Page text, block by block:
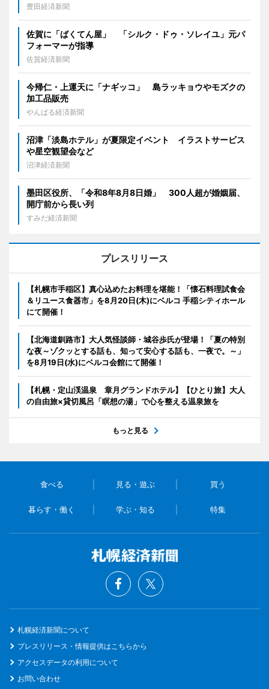
豊田経済新聞
佐賀に「ばくてん屋」 「シルク・ドゥ・ソレイユ」元パ
フォーマーが指導
佐賀経済新聞
今帰仁・上運天に「ナギッコ」 島ラッキョウやモズクの
加工品販売
やんばる経済新聞
沼津「淡島ホテル」が夏限定イベント イラストサービス
や星空観望会など
沼津経済新聞
墨田区役所、「令和8年8月8日婚」 300人超が婚姻届、
開庁前から長い列
すみだ経済新聞
プレスリリース
【札幌市手稲区】真心込めたお料理を堪能！「懐石料理試食会
＆リユース食器市」を8月20日(木)にベルコ 手稲シティホール
にて開催！
【北海道釧路市】大人気怪談師・城谷歩氏が登場！「夏の特別
な夜～ゾクッとする話も、知って安心する話も、一夜で。～」
を8月19日(水)にベルコ会館にて開催！
【札幌・定山渓温泉 章月グランドホテル】【ひとり旅】大人
の自由旅×貸切風呂「瞑想の湯」で心を整える温泉旅を
もっと見る
食べる 見る・遊ぶ 買う
暮らす・働く 学ぶ・知る 特集
札幌経済新聞について
プレスリリース・情報提供はこちらから
アクセスデータの利用について
お問い合わせ